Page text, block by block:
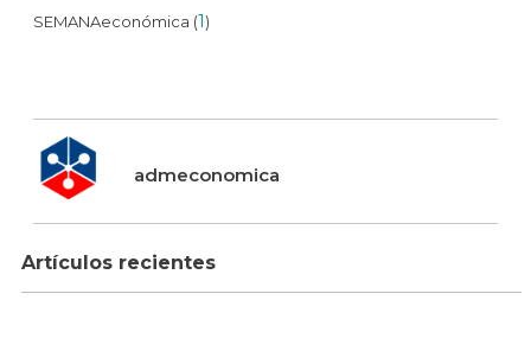
SEMANAeconómica (1)
admeconomica
Artículos recientes